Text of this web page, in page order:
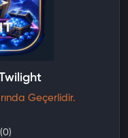
Pass
Geçerlidir.
(0)